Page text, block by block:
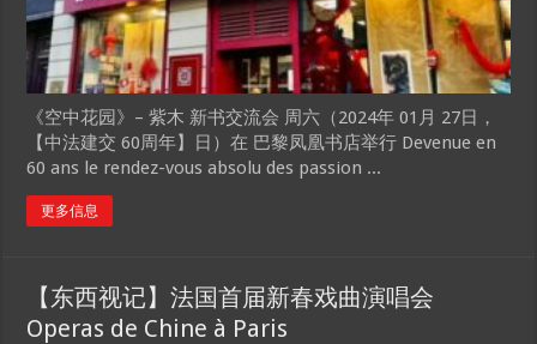
《空中花园》– 紫木 新书交流会 周六（2024年 01月 27日，
【中法建交 60周年】日）在 巴黎凤凰书店举行 Devenue en
60 ans le rendez-vous absolu des passion ...
更多信息
【东西视记】法国首届新春戏曲演唱会
Operas de Chine à Paris